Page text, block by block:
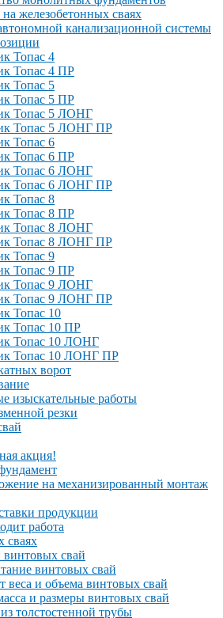
железобетонных сваях
канализационной системы
Топас 4
Топас 4 ПР
Топас 5
Топас 5 ПР
Топас 5 ЛОНГ
Топас 5 ЛОНГ ПР
Топас 6
Топас 6 ПР
Топас 6 ЛОНГ
Топас 6 ЛОНГ ПР
Топас 8
Топас 8 ПР
Топас 8 ЛОНГ
Топас 8 ЛОНГ ПР
Топас 9
Топас 9 ПР
Топас 9 ЛОНГ
Топас 9 ЛОНГ ПР
Топас 10
Топас 10 ПР
Топас 10 ЛОНГ
Топас 10 ЛОНГ ПР
ворот
изыскательные работы
резки
акция!
на механизированный монтаж
продукции
работа
сваях
свай
винтовых свай
веса и объема винтовых свай
и размеры винтовых свай
толстостенной трубы